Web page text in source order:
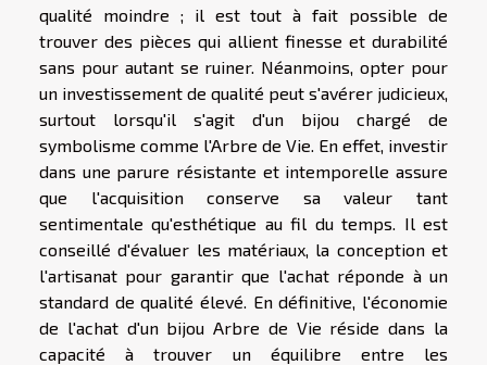
qualité moindre ; il est tout à fait possible de
trouver des pièces qui allient finesse et durabilité
sans pour autant se ruiner. Néanmoins, opter pour
un investissement de qualité peut s'avérer judicieux,
surtout lorsqu'il s'agit d'un bijou chargé de
symbolisme comme l'Arbre de Vie. En effet, investir
dans une parure résistante et intemporelle assure
que l'acquisition conserve sa valeur tant
sentimentale qu'esthétique au fil du temps. Il est
conseillé d'évaluer les matériaux, la conception et
l'artisanat pour garantir que l'achat réponde à un
standard de qualité élevé. En définitive, l'économie
de l'achat d'un bijou Arbre de Vie réside dans la
capacité à trouver un équilibre entre les